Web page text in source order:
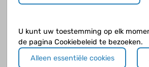
probleem. Dat kan zo zijn voor kinderen met een
ernstige of zelfs levensbedreigende ziekte; met
de dokters geen oorzaak vinden, zoals
U kunt uw toestemming op elk
de pagina Cookiebeleid te bezoeken.
Alleen essentiële cookies